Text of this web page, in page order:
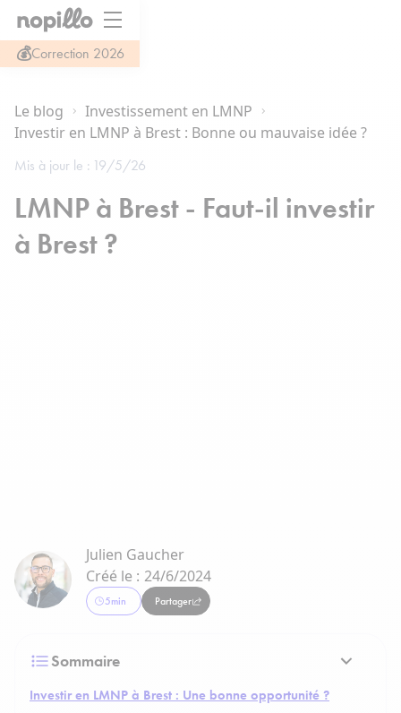
💰Correction 2026
Le blog
Investissement en LMNP
Investir en LMNP à Brest : Bonne ou mauvaise idée ?
Mis à jour le : 19/5/26
LMNP à Brest - Faut-il investir
à Brest ?
Julien Gaucher
Créé le : 24/6/2024
5min Partager
Sommaire
Investir en LMNP à Brest : Une bonne opportunité ?